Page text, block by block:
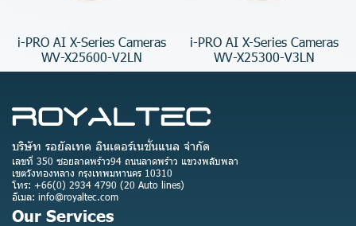
i-PRO AI X-Series Cameras
WV-X25600-V2LN
i-PRO AI X-Series Cameras
WV-X25300-V3LN
บริษัท รอยัลเทค อินเตอร์เนชั่นแนล จำกัด
เลขที่ 350 ซอยลาดพร้าว94 ถนนลาดพร้าว แขวงพลับพลา
เขตวังทองหลาง กรุงเทพมหานคร 10310
โทร: +66(0) 2934 4790 (20 Auto lines)
อีเมล: info@royaltec.com
Our Services